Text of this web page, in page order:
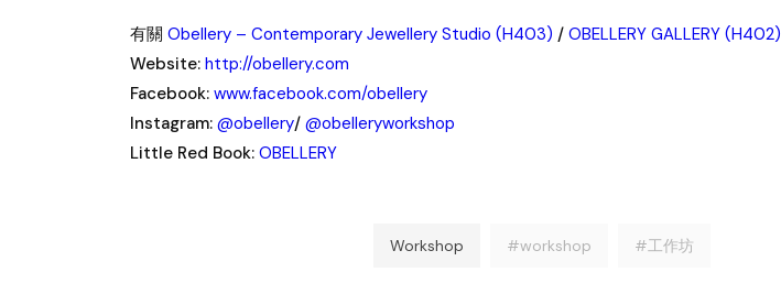
有關 Obellery – Contemporary Jewellery Studio (H403) / OBELLERY GALLERY (H402)
Website: http://obellery.com
Facebook: www.facebook.com/obellery
Instagram: @obellery/ @obelleryworkshop
Little Red Book: OBELLERY
Workshop #workshop #工作坊